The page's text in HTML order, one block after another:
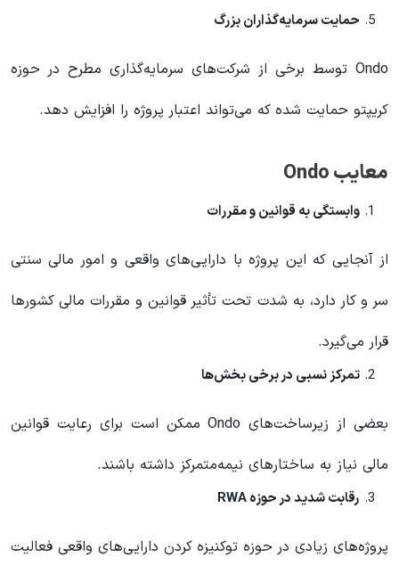
حمایت سرمایه‌گذاران بزرگ
Ondo توسط برخی از شرکت‌های سرمایه‌گذاری مطرح در حوزه
کریپتو حمایت شده که می‌تواند اعتبار پروژه را افزایش دهد.
معایب Ondo
وابستگی به قوانین و مقررات
از آنجایی که این پروژه با دارایی‌های واقعی و امور مالی سنتی
سر و کار دارد، به شدت تحت تأثیر قوانین و مقررات مالی کشورها
قرار می‌گیرد.
تمرکز نسبی در برخی بخش‌ها
بعضی از زیرساخت‌های Ondo ممکن است برای رعایت قوانین
مالی نیاز به ساختارهای نیمه‌متمرکز داشته باشند.
رقابت شدید در حوزه RWA
پروژه‌های زیادی در حوزه توکنیزه کردن دارایی‌های واقعی فعالیت